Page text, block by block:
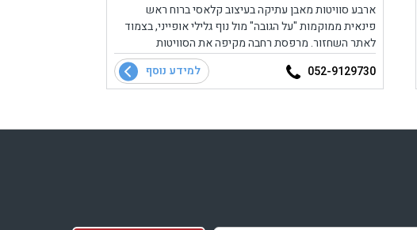
ארבע סוויטות מאבן עתיקה בעיצוב קלאסי ברוח ראש
פינאית ממוקמות "על הגובה" מול נוף גלילי אופייני, בצמוד
לאתר השחזור. מרפסת רחבה מקיפה את הסוויטות
ומשקיפה אל נוף פנוראמי של ראש פינה, הרי הגליל והגולן
052-9129730 למידע נוסף